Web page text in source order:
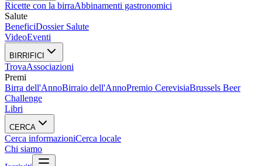
Ricette con la birraAbbinamenti gastronomici
Salute
BeneficiDossier Salute
VideoEventi
BIRRIFICI
TrovaAssociazioni
Premi
Birra dell'AnnoBirraio dell'AnnoPremio CerevisiaBrussels Beer
Challenge
Libri
CERCA
Cerca informazioniCerca locale
Chi siamo